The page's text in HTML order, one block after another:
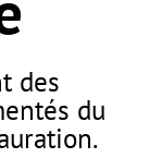
des
du